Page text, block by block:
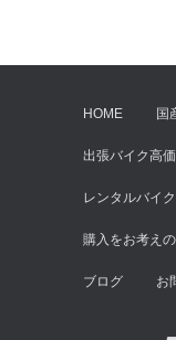
HOME 国
出張バイク高
レンタルバイク
購入をお考え
ブログ お